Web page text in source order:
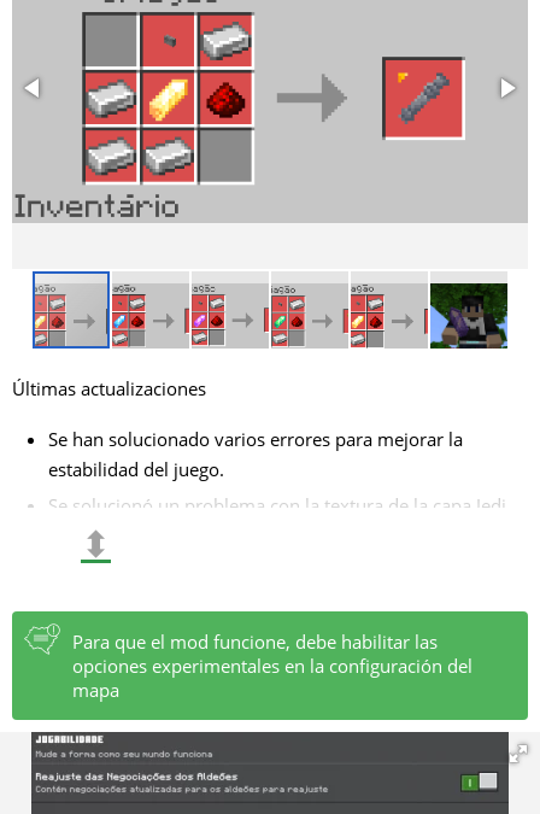
Últimas actualizaciones
Se han solucionado varios errores para mejorar la
estabilidad del juego.
Se solucionó un problema con la textura de la capa Jedi
para una apariencia más realista.
El sable láser ha sido completamente reparado y ahora
Los jefes ahora tienen barras de salud, lo que agrega
una nueva capa de estrategia a las batallas.
Debido a la actualización de la versión 1.20.80, se
solucionó un error relacionado con el blaster para
mejorar la precisión y confiabilidad.
Se han realizado cambios en varias texturas para
⬍
Para que el mod funcione, debe habilitar las
opciones experimentales en la configuración del
mapa